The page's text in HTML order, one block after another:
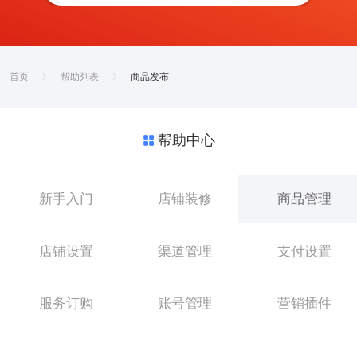
首页 帮助列表 商品发布
帮助中心
新手入门 店铺装修 商品管理
店铺设置 渠道管理 支付设置
服务订购 账号管理 营销插件